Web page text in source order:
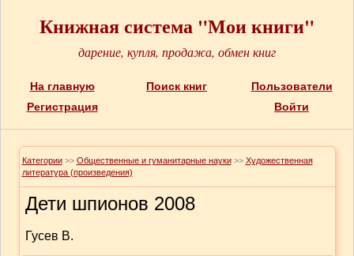
Книжная система "Мои книги"
дарение, купля, продажа, обмен книг
На главную Поиск книг
Пользователи
Регистрация
Войти
Категории >> Общественные и гуманитарные науки >> Художественная
литература (произведения)
Дети шпионов 2008
Гусев В.